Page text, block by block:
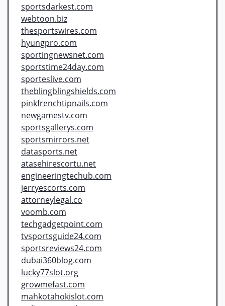
sportsdarkest.com
webtoon.biz
thesportswires.com
hyungpro.com
sportingnewsnet.com
sportstime24day.com
sporteslive.com
theblingblingshields.com
pinkfrenchtipnails.com
newgamestv.com
sportsgallerys.com
sportsmirrors.net
datasports.net
atasehirescortu.net
engineeringtechub.com
jerryescorts.com
attorneylegal.co
voomb.com
techgadgetpoint.com
tvsportsguide24.com
sportsreviews24.com
dubai360blog.com
lucky77slot.org
growmefast.com
mahkotahokislot.com